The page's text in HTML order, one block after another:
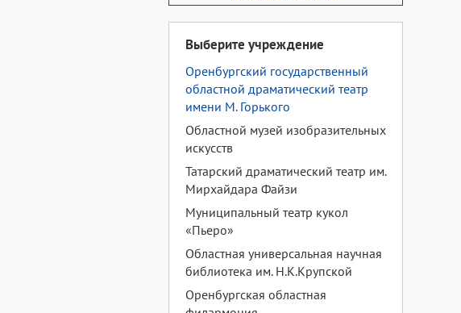
Выберите учреждение
Оренбургский государственный
областной драматический театр
имени М. Горького
Областной музей изобразительных
искусств
Татарский драматический театр им.
Мирхайдара Файзи
Муниципальный театр кукол
«Пьеро»
Областная универсальная научная
библиотека им. Н.К.Крупской
Оренбургская областная